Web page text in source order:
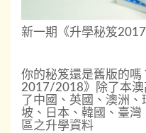
新一期《升學秘笈
你的秘笈還是舊版的嗎
2017/2018》除了本澳
了中國、英國、澳洲
坡、日本、韓國、臺
區之升學資料